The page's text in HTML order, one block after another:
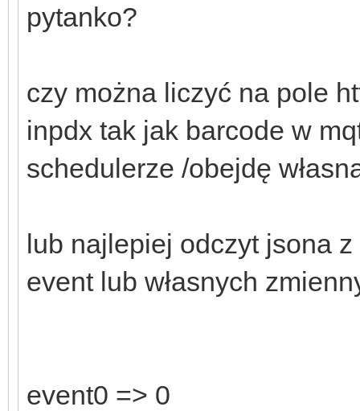
pytanko?
czy można liczyć na pole
inpdx tak jak barcode w
schedulerze /obejdę
lub najlepiej odczyt jsona
event lub własnych
event0 => 0